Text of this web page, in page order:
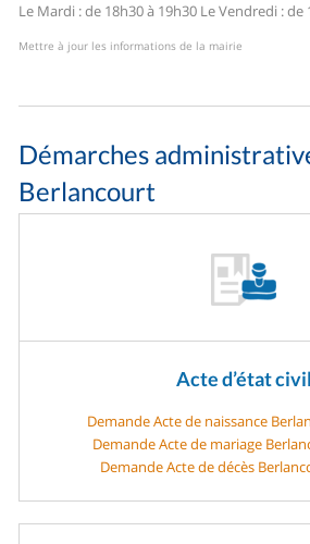
Le Mardi : de 18h30 à 19h30 Le Vendredi : de
Mettre à jour les informations de la mairie
Démarches
Berlancourt
Acte d’état civil
Demande Acte de naissance
Demande Acte de mariage
Demande Acte de décès